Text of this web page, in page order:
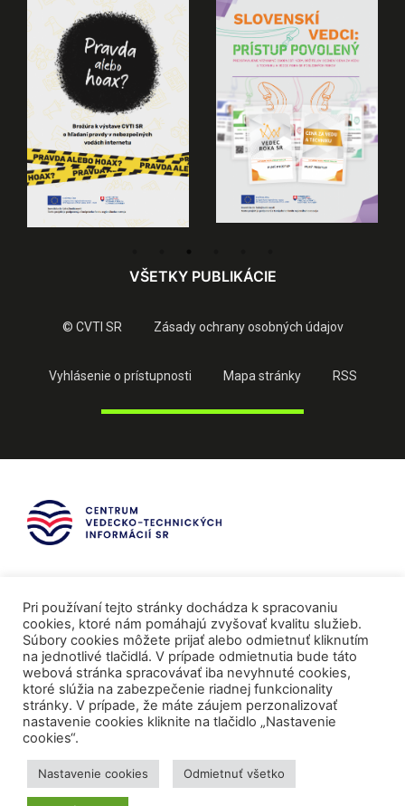
VŠETKY PUBLIKÁCIE
© CVTI SR Zásady ochrany osobných údajov
Vyhlásenie o prístupnosti Mapa stránky RSS
Mediálni partneri
Pri používaní tejto stránky dochádza k spracovaniu
cookies, ktoré nám pomáhajú zvyšovať kvalitu služieb.
Súbory cookies môžete prijať alebo odmietnuť kliknutím
na jednotlivé tlačidlá. V prípade odmietnutia bude táto
webová stránka spracovávať iba nevyhnuté cookies,
ktoré slúžia na zabezpečenie riadnej funkcionality
stránky. V prípade, že máte záujem perzonalizovať
nastavenie cookies kliknite na tlačidlo „Nastavenie
cookies“.
Nastavenie cookies Odmietnuť všetko